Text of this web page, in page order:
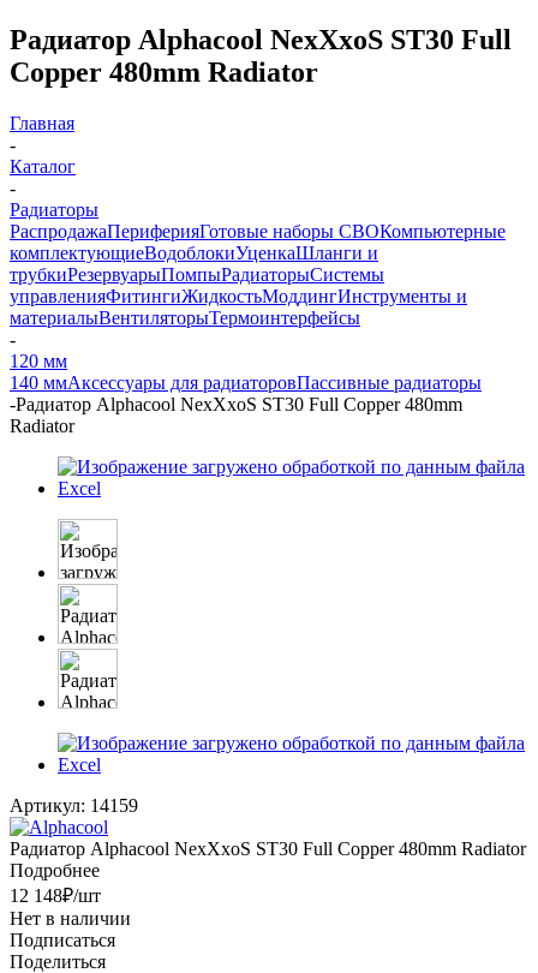
Радиатор Alphacool NexXxoS ST30 Full
Copper 480mm Radiator
Главная
-
Каталог
-
Радиаторы
РаспродажаПериферияГотовые наборы СВОКомпьютерные
комплектующиеВодоблокиУценкаШланги и
трубкиРезервуарыПомпыРадиаторыСистемы
управленияФитингиЖидкостьМоддингИнструменты и
материалыВентиляторыТермоинтерфейсы
-
120 мм
140 ммАксессуары для радиаторовПассивные радиаторы
-Радиатор Alphacool NexXxoS ST30 Full Copper 480mm
Radiator
Артикул: 14159
Радиатор Alphacool NexXxoS ST30 Full Copper 480mm Radiator
Подробнее
12 148₽/шт
Нет в наличии
Подписаться
Поделиться